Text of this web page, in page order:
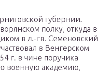
губернии.
полку, откуда в
в л.-гв. Семеновский
в Венгерском
г. в чине поручика
военную академию,